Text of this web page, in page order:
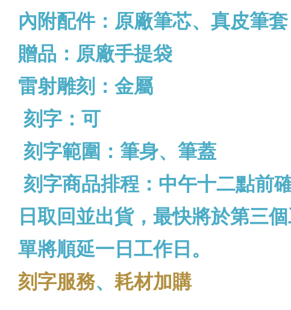
內附配件： 原廠筆芯、真皮筆套
贈品：原廠手提袋
雷射雕刻：金屬
刻字：可
刻字範圍：筆身、筆蓋
刻字商品排程：中午十二點前
日取回並出貨，最快將於第三
單將順延一日工作日。
刻字服務、 耗材加購